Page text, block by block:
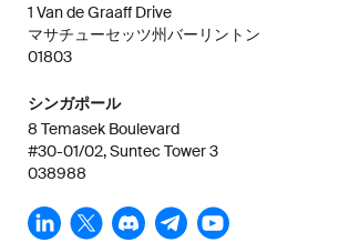
1 Van de Graaff Drive
マサチューセッツ州バーリントン
01803
シンガポール
8 Temasek Boulevard
#30-01/02, Suntec Tower 3
038988